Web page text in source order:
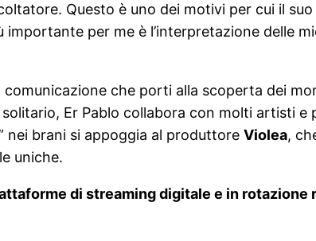
Questo è uno dei motivi per cui il
per me è l’interpretazione delle
che porti alla scoperta dei
Er Pablo collabora con molti artisti e
nei brani si appoggia al produttore Violea,
uniche.
di streaming digitale e in rotazione